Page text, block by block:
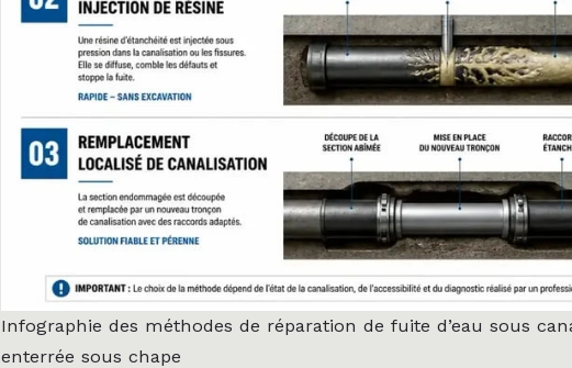
Infographie des méthodes de réparation de fuite d’eau sous
enterrée sous chape